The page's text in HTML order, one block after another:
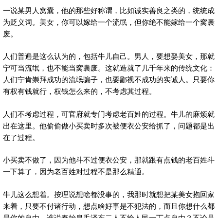
一说某男人窝囊，他的那些好称谓，比如诚实善良之类的，统统成
为贬义词。美女，你可以嫁给一个流氓，但你绝不能嫁给一个窝囊
废。
人们普遍是这么认为的，包括牛儿自己。男人，要想娶美女，那就
宁可当流氓，也不能当窝囊废。这就造就了几千年来的传统文化：
人们宁肯崇拜成功的流氓骗子，也要鄙视不成功的实诚人。只要你
有权有钱就行，权钱怎么来的，不考虑其过程。
人们不考虑过程，可官府就专门考虑老百姓的过程。牛儿的麻烦就
出在这里。他偷偷做小买卖时多次被便衣公安给抓了，问题都是出
在了过程。
小买卖不做了，因为他斗不过便衣公安，那就跟有点钱的老百姓斗
一下算了，因为老百姓对过程不是那么精通。
牛儿这么想着。按理说想啥都没事的，我那时就想把某美女抱回家
来着，只要不付诸行动，想点啥好事是不犯法的，而且你想什么都